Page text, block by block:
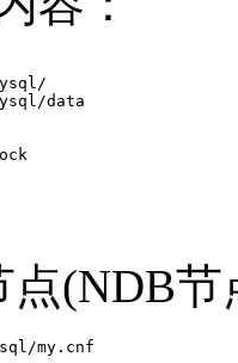
data
点(NDB节